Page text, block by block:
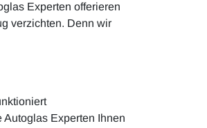
Experten offerieren
verzichten. Denn wir
Experten Ihnen